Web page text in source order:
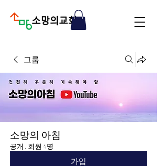
그룹
소망의 아침
공개 · 회원 4명
가입